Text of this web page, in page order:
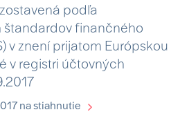
podľa
finančného
v znení prijatom Európskou
v registri účtovných
na stiahnutie